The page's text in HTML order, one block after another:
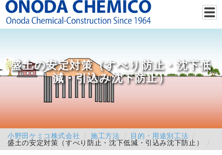
盛土の安定対策（すべり防止・沈下低
減・引込み沈下防止）
小野田ケミコ株式会社 施工方法
目的・用途別工法
盛土の安定対策（すべり防止・沈下低減・引込み沈下防止）